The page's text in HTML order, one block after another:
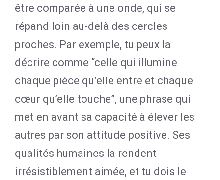
être comparée à une onde, qui se
répand loin au-delà des cercles
proches. Par exemple, tu peux la
décrire comme “celle qui illumine
chaque pièce qu’elle entre et chaque
cœur qu’elle touche”, une phrase qui
met en avant sa capacité à élever les
autres par son attitude positive. Ses
qualités humaines la rendent
irrésistiblement aimée, et tu dois le